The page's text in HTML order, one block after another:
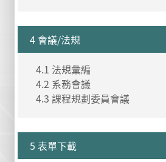
4 會議/法規
4.1 法規彙編
4.2 系務會議
4.3 課程規劃委員會議
5 表單下載